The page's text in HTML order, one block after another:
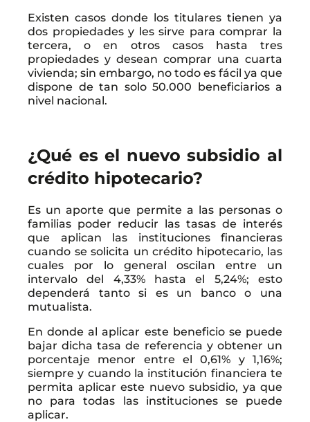
Existen casos donde los titulares tienen ya
dos propiedades y les sirve para comprar la
tercera, o en otros casos hasta tres
propiedades y desean comprar una cuarta
vivienda; sin embargo, no todo es fácil ya que
dispone de tan solo 50.000 beneficiarios a
nivel nacional.
¿Qué es el nuevo subsidio al
crédito hipotecario?
Es un aporte que permite a las personas o
familias poder reducir las tasas de interés
que aplican las instituciones financieras
cuando se solicita un crédito hipotecario, las
cuales por lo general oscilan entre un
intervalo del 4,33% hasta el 5,24%; esto
dependerá tanto si es un banco o una
mutualista.
En donde al aplicar este beneficio se puede
bajar dicha tasa de referencia y obtener un
porcentaje menor entre el 0,61% y 1,16%;
siempre y cuando la institución financiera te
permita aplicar este nuevo subsidio, ya que
no para todas las instituciones se puede
aplicar.